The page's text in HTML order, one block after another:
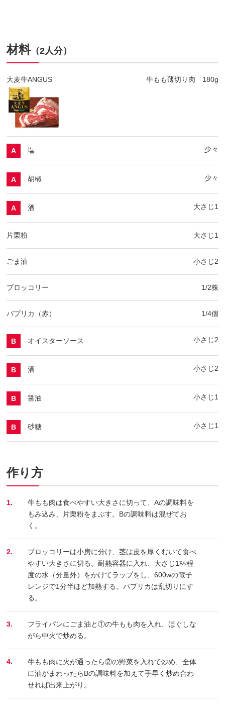
材料（2人分）
大麦牛ANGUS 牛もも薄切り肉 180g
A 塩 少々
A 胡椒 少々
A 酒 大さじ1
片栗粉 大さじ1
ごま油 小さじ2
ブロッコリー 1/2株
パプリカ（赤） 1/4個
B オイスターソース 小さじ2
B 酒 小さじ2
B 醤油 小さじ1
B 砂糖 小さじ1
作り方
1.
牛もも肉は食べやすい大きさに切って、Aの調味料を
もみ込み、片栗粉をまぶす。Bの調味料は混ぜてお
く。
2.
ブロッコリーは小房に分け、茎は皮を厚くむいて食べ
やすい大きさに切る。耐熱容器に入れ、大さじ1杯程
度の水（分量外）をかけてラップをし、600wの電子
レンジで1分半ほど加熱する。パプリカは乱切りにす
る。
3.
フライパンにごま油と①の牛もも肉を入れ、ほぐしな
がら中火で炒める。
4.
牛もも肉に火が通ったら②の野菜を入れて炒め、全体
に油がまわったらBの調味料を加えて手早く炒め合わ
せれば出来上がり。